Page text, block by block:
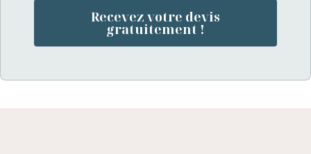
Recevez votre devis
gratuitement !